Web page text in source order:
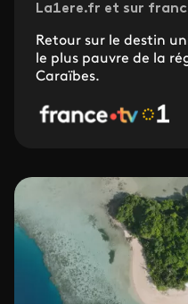
La1ere.fr et sur
Retour sur le destin
le plus pauvre de la
Caraïbes.